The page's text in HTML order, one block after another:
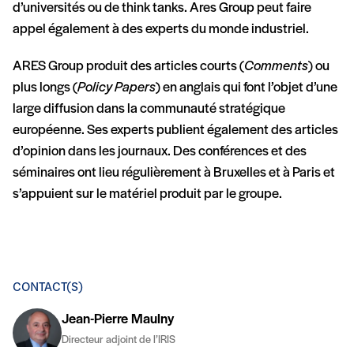
d’universités ou de think tanks. Ares Group peut faire
appel également à des experts du monde industriel.
ARES Group produit des articles courts (Comments) ou
plus longs (Policy Papers) en anglais qui font l’objet d’une
large diffusion dans la communauté stratégique
européenne. Ses experts publient également des articles
d’opinion dans les journaux. Des conférences et des
séminaires ont lieu régulièrement à Bruxelles et à Paris et
s’appuient sur le matériel produit par le groupe.
CONTACT(S)
Jean-Pierre Maulny
Directeur adjoint de l’IRIS